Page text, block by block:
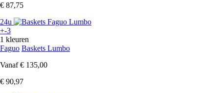
€ 87,75
24u
+-3
1 kleuren
Faguo Baskets Lumbo
Vanaf € 135,00
€ 90,97